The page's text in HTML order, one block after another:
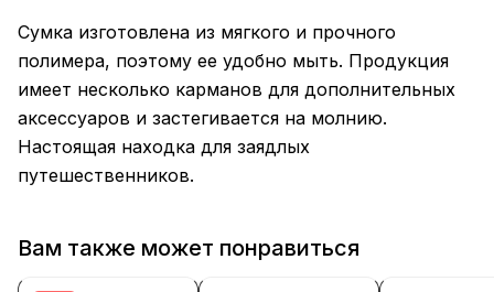
Сумка изготовлена из мягкого и прочного
полимера, поэтому ее удобно мыть. Продукция
имеет несколько карманов для дополнительных
аксессуаров и застегивается на молнию.
Настоящая находка для заядлых
путешественников.
Вам также может понравиться